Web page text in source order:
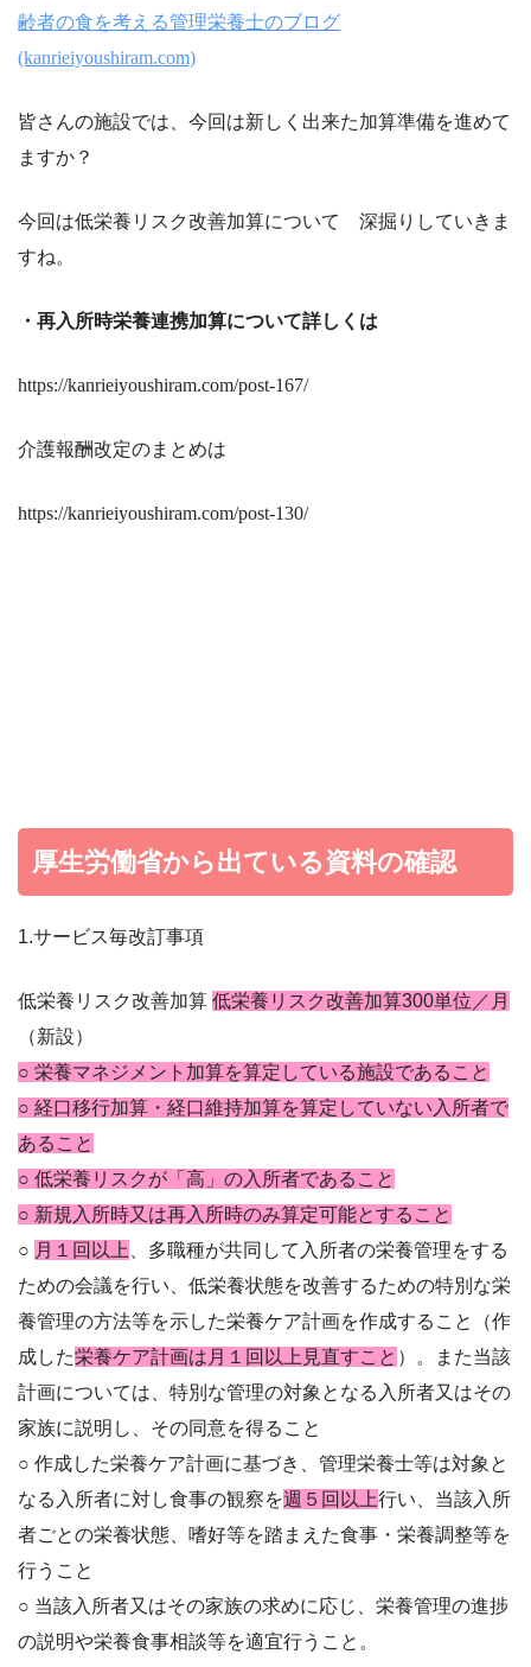
齢者の食を考える管理栄養士のブログ
(kanrieiyoushiram.com)
皆さんの施設では、今回は新しく出来た加算準備を進めて
ますか？
今回は低栄養リスク改善加算について 深掘りしていきま
すね。
・再入所時栄養連携加算について詳しくは
https://kanrieiyoushiram.com/post-167/
介護報酬改定のまとめは
https://kanrieiyoushiram.com/post-130/
厚生労働省から出ている資料の確認
1.サービス毎改訂事項
低栄養リスク改善加算 低栄養リスク改善加算300単位／月
（新設）
○ 栄養マネジメント加算を算定している施設であること
○ 経口移行加算・経口維持加算を算定していない入所者で
あること
○ 低栄養リスクが「高」の入所者であること
○ 新規入所時又は再入所時のみ算定可能とすること
○ 月１回以上
、多職種が共同して入所者の栄養管理をする
ための会議を行い、低栄養状態を改善するための特別な栄
養管理の方法等を示した栄養ケア計画を作成すること（作
成した栄養ケア計画は月１回以上見直すこ と ）。また当該
計画については、特別な管理の対象となる入所者又はその
家族に説明し、その同意を得ること
○ 作成した栄養ケア計画に基づき、管理栄養士等は対象と
なる入所者に対し食事の観察を週５回以上行い、当該入所
者ごとの栄養状態、嗜好等を踏まえた食事・栄養調整等を
行うこと
○ 当該入所者又はその家族の求めに応じ、栄養管理の進捗
の説明や栄養食事相談等を適宜行うこと。